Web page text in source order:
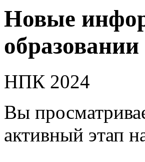
Новые
образовании
НПК 2024
Вы
активный этап